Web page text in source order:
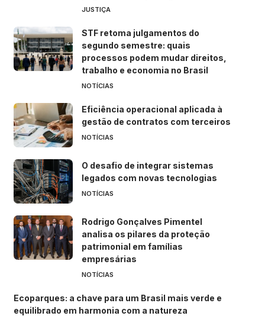
JUSTIÇA
STF retoma julgamentos do
segundo semestre: quais
processos podem mudar direitos,
trabalho e economia no Brasil
NOTÍCIAS
Eficiência operacional aplicada à
gestão de contratos com terceiros
NOTÍCIAS
O desafio de integrar sistemas
legados com novas tecnologias
NOTÍCIAS
Rodrigo Gonçalves Pimentel
analisa os pilares da proteção
patrimonial em famílias
empresárias
NOTÍCIAS
Ecoparques: a chave para um Brasil mais verde e
equilibrado em harmonia com a natureza